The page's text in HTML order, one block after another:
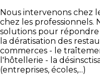
Nous intervenons chez
chez les professionnels.
solutions pour
la dératisation des
commerces - le
l'hôtellerie - la
(entreprises, écoles,...)